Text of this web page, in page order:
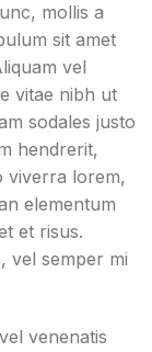
mollis a
sit amet
vel
vitae nibh ut
sodales justo
hendrerit,
viverra lorem,
elementum
et risus.
vel semper mi
venenatis